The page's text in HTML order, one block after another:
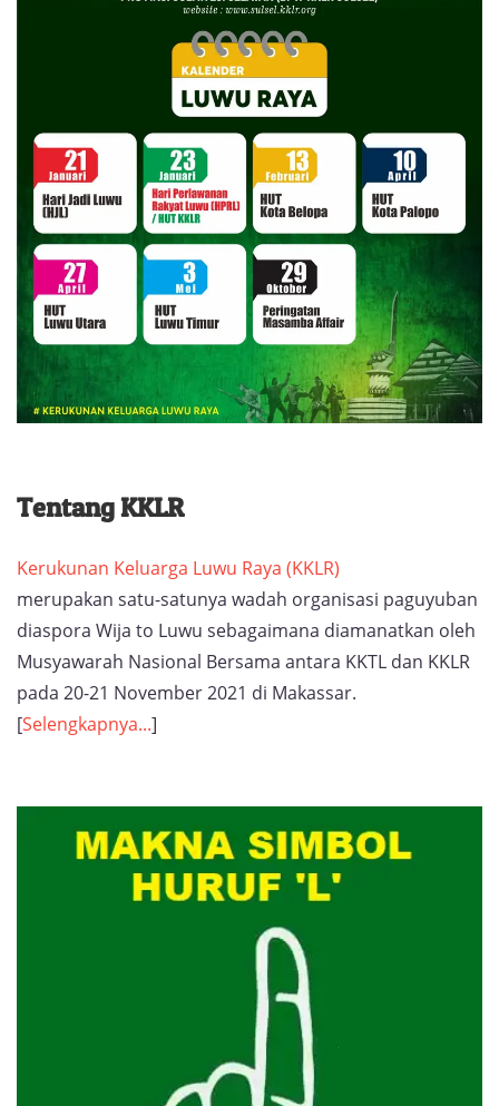
Tentang KKLR
Kerukunan Keluarga Luwu Raya (KKLR)
merupakan satu-satunya wadah organisasi paguyuban
diaspora Wija to Luwu sebagaimana diamanatkan oleh
Musyawarah Nasional Bersama antara KKTL dan KKLR
pada 20-21 November 2021 di Makassar.
[Selengkapnya...]